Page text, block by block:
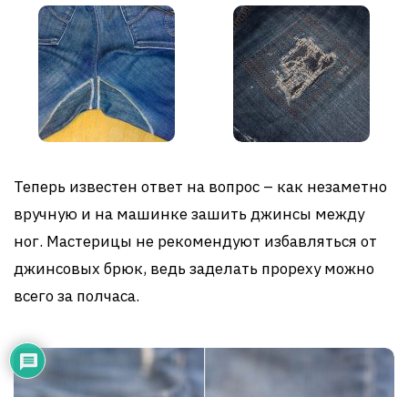
Теперь известен ответ на вопрос – как незаметно
вручную и на машинке зашить джинсы между
ног. Мастерицы не рекомендуют избавляться от
джинсовых брюк, ведь заделать прореху можно
всего за полчаса.